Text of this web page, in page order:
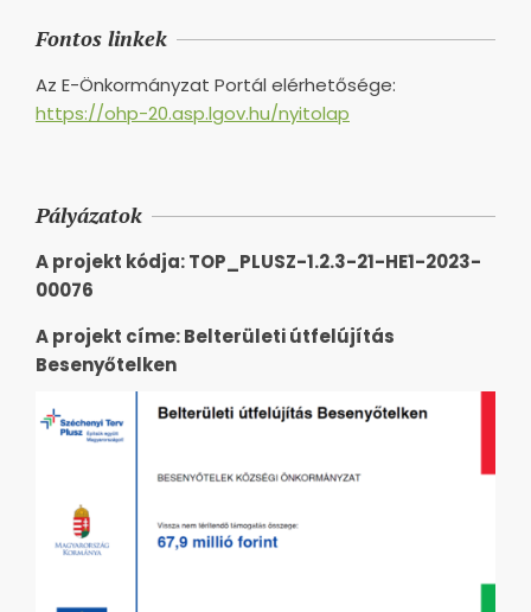
Fontos linkek
Az E-Önkormányzat Portál elérhetősége:
https://ohp-20.asp.lgov.hu/nyitolap
Pályázatok
A projekt kódja: TOP_PLUSZ-1.2.3-21-HE1-2023-
00076
A projekt címe: Belterületi útfelújítás
Besenyőtelken